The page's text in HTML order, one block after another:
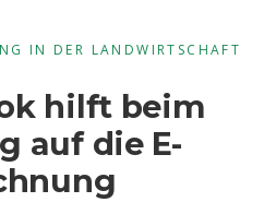
IN DER LANDWIRTSCHAFT
hilft beim
auf die E-